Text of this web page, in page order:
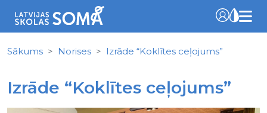
Sākums Norises Izrāde “Koklītes ceļojums”
Izrāde “Koklītes ceļojums”